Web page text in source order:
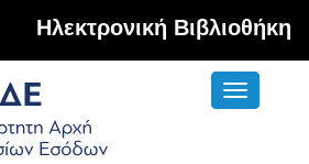
Hλεκτρονική Βιβλιοθήκη
Toggle